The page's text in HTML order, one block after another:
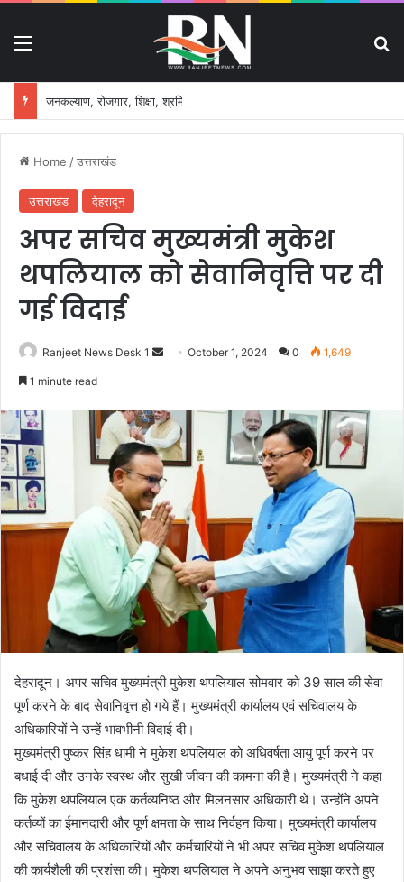
Home /उत्तराखंड
उत्तराखंड देहरादून
अपर सचिव मुख्यमंत्री मुकेश
थपलियाल को सेवानिवृत्ति पर दी
गई विदाई
Ranjeet News Desk 1
d
a
n
e
m
a
i
l
October 1, 2024 0 1,649
1 minute read
देहरादून। अपर सचिव मुख्यमंत्री मुकेश थपलियाल सोमवार को 39 साल की सेवा
पूर्ण करने के बाद सेवानिवृत्त हो गये हैं। मुख्यमंत्री कार्यालय एवं सचिवालय के
अधिकारियों ने उन्हें भावभीनी विदाई दी।
मुख्यमंत्री पुष्कर सिंह धामी ने मुकेश थपलियाल को अधिवर्षता आयु पूर्ण करने पर
बधाई दी और उनके स्वस्थ और सुखी जीवन की कामना की है। मुख्यमंत्री ने कहा
कि मुकेश थपलियाल एक कर्तव्यनिष्ठ और मिलनसार अधिकारी थे। उन्होंने अपने
कर्तव्यों का ईमानदारी और पूर्ण क्षमता के साथ निर्वहन किया। मुख्यमंत्री कार्यालय
और सचिवालय के अधिकारियों और कर्मचारियों ने भी अपर सचिव मुकेश थपलियाल
की कार्यशैली की प्रशंसा की। मुकेश थपलियाल ने अपने अनुभव साझा करते हुए